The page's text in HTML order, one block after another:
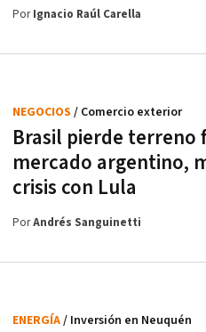
PorIgnacio Raúl Carella
Brasil pierde terreno
mercado argentino,
crisis con Lula
NEGOCIOS / Comercio exterior
PorAndrés Sanguinetti
ENERGÍA/ Inversión en Neuquén